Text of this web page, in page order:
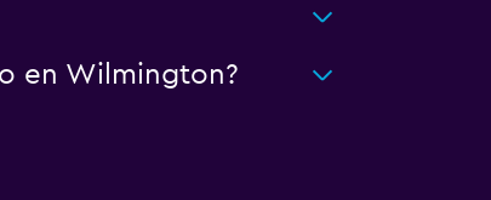
en Wilmington?